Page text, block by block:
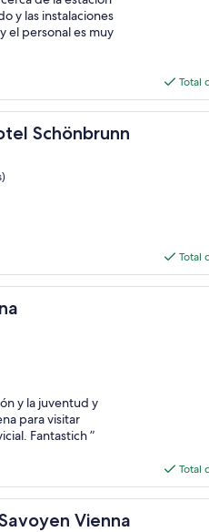
y las instalaciones
el personal es muy
Total
Schönbrunn
Total
y la juventud y
para visitar
Fantastich ”
Total
Vienna